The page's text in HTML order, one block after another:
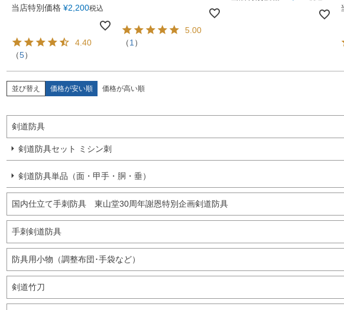
当店特別価格 ¥2,200税込
4.40
（5）
5.00
（1 ）
並び替え 価格が安い順 価格が高い順
剣道防具
剣道防具セット ミシン刺
剣道防具単品（面・甲手・胴・垂）
国内仕立て手刺防具 東山堂30周年謝恩特別企画剣道防具
手刺剣道防具
防具用小物（調整布団･手袋など）
剣道竹刀